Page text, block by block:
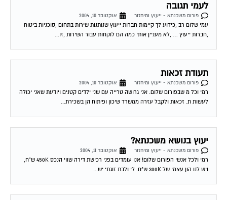
לעמי תגובה
פורום משכנתא - ייעוץ ומיחזור
אוקטובר 10, 2004
עמי שלום רב ,כידוע לך קיימות חברות ייעוץ שנותנות שירות בתחום ,סוכניות ביטוח
,חברות ייעוץ … ,לא מעניין אותי כמה הם לוקחות עבור השירות ,זו...
תעודת זכאות
פורום משכנתא - ייעוץ ומיחזור
אוקטובר 10, 2004
רמי וכל מ שבפורום שלום. אני גרושה טרייה עם שני ילדים קטנים ויודעת שאני יכולה
לעשות ת. זכאות ולקבל עזרה ממשרד שיכון ופיתוח הן בשכירת...
יעוץ בנושא משכנתא?
פורום משכנתא - ייעוץ ומיחזור
אוקטובר 11, 2004
רמי ולכל אנשי הפורום שלום! אנו עומדים בפני רכישת דירה שווי הנכס 450K ש"ח,
ויש לנו הון עצמי של 300K ש"ח. לי ולבת זוגתי יש...